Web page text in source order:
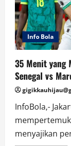
Info Bola
35 Menit yang
Senegal vs
InfoBola,-
menyajikan